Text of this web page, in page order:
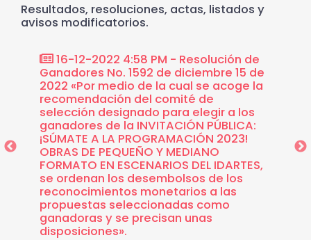
Resultados, resoluciones, actas, listados y
avisos modificatorios.
16-12-2022 4:58 PM - Resolución de
Ganadores No. 1592 de diciembre 15 de
2022 «Por medio de la cual se acoge la
recomendación del comité de
selección designado para elegir a los
ganadores de la INVITACIÓN PÚBLICA:
¡SÚMATE A LA PROGRAMACIÓN 2023!
OBRAS DE PEQUEÑO Y MEDIANO
FORMATO EN ESCENARIOS DEL IDARTES,
se ordenan los desembolsos de los
reconocimientos monetarios a las
propuestas seleccionadas como
ganadoras y se precisan unas
disposiciones».